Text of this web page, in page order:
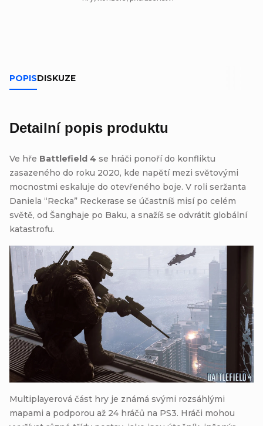
POPISDISKUZE
Detailní popis produktu
Ve hře Battlefield 4 se hráči ponoří do konfliktu
zasazeného do roku 2020, kde napětí mezi světovými
mocnostmi eskaluje do otevřeného boje. V roli seržanta
Daniela “Recka” Reckerase se účastníš misí po celém
světě, od Šanghaje po Baku, a snažíš se odvrátit globální
katastrofu.
Multiplayerová část hry je známá svými rozsáhlými
mapami a podporou až 24 hráčů na PS3. Hráči mohou